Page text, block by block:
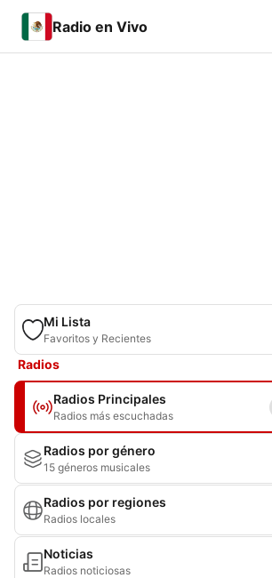
Radio en Vivo
Mi Lista
Favoritos y Recientes
Radios
Radios Principales
Radios más escuchadas
Radios por género
15 géneros musicales
Radios por regiones
Radios locales
Noticias
Radios noticiosas